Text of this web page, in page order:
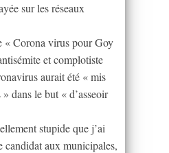
sur les réseaux
« Corona virus pour Goy
et complotiste
aurait été « mis
dans le but « d’asseoir
stupide que j’ai
candidat aux municipales,